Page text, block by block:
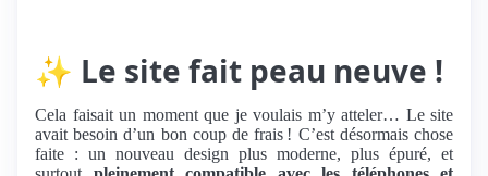
✨ Le site fait peau neuve !
Cela faisait un moment que je voulais m’y atteler… Le site
avait besoin d’un bon coup de frais ! C’est désormais chose
faite : un nouveau design plus moderne, plus épuré, et